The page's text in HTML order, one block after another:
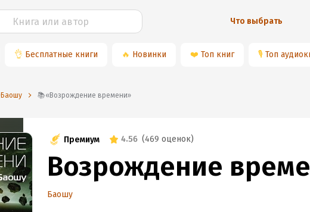
Что выбрать
👌 Бесплатные книги 🔥 Новинки ❤️ Топ книг 🎙 Топ
📚«Возрождение времени»
Премиум 4.56 (469 оценок)
Возрождение
Баошу